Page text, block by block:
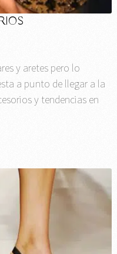
y aretes pero lo
a punto de llegar a la
y tendencias en